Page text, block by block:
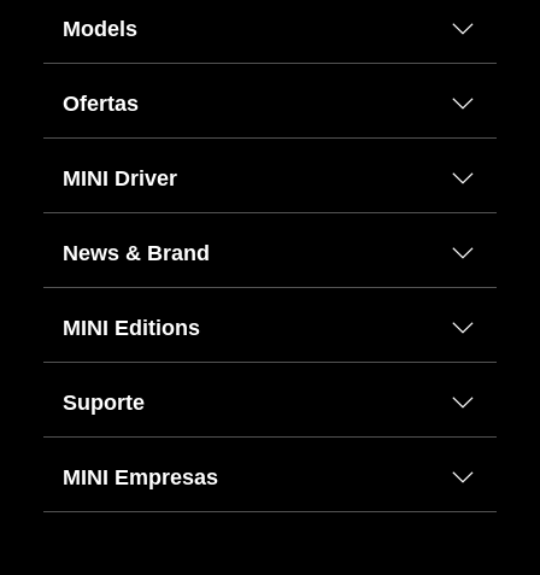
Models
Ofertas
MINI Driver
News & Brand
MINI Editions
Suporte
MINI Empresas